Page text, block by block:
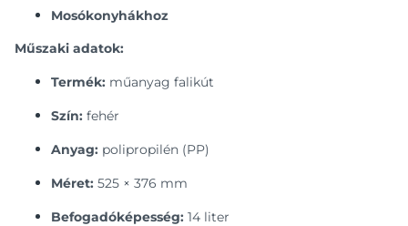
Mosókonyhákhoz
Műszaki adatok:
Termék: műanyag falikút
Szín: fehér
Anyag: polipropilén (PP)
Méret: 525 × 376 mm
Befogadóképesség: 14 liter